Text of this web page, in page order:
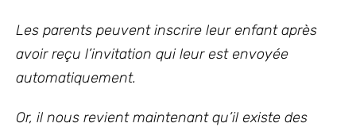
Les parents peuvent inscrire leur enfant après
avoir reçu l’invitation qui leur est envoyée
automatiquement.
Or, il nous revient maintenant qu’il existe des